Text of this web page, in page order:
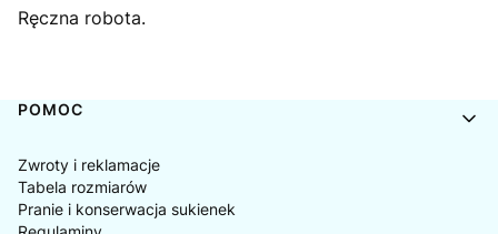
Ręczna robota.
Linki w stopce
POMOC
Zwroty i reklamacje
Tabela rozmiarów
Pranie i konserwacja sukienek